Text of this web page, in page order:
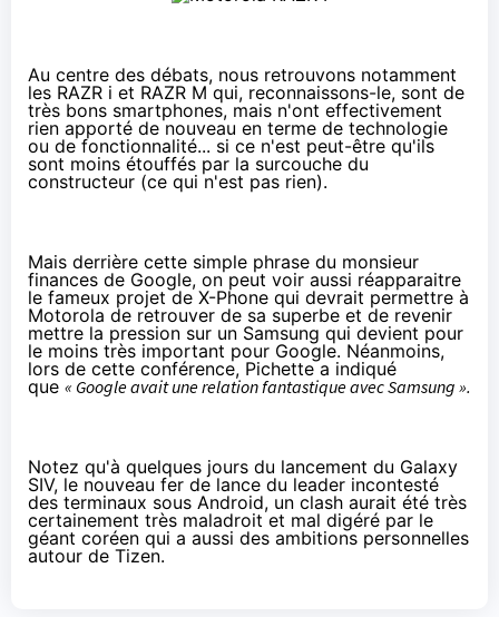
Au centre des débats, nous retrouvons notamment
les RAZR i et RAZR M qui, reconnaissons-le, sont de
très bons smartphones, mais n'ont effectivement
rien apporté de nouveau en terme de technologie
ou de fonctionnalité... si ce n'est peut-être qu'ils
sont moins étouffés par la surcouche du
constructeur (ce qui n'est pas rien).
Mais derrière cette simple phrase du monsieur
finances de Google, on peut voir aussi réapparaitre
le fameux projet de X-Phone qui devrait permettre à
Motorola de retrouver de sa superbe et de revenir
mettre la pression sur un Samsung qui devient pour
le moins très important pour Google. Néanmoins,
lors de cette conférence, Pichette a indiqué
que « Google avait une relation fantastique avec Samsung ».
Notez qu'à quelques jours du lancement du Galaxy
SIV, le nouveau fer de lance du leader incontesté
des terminaux sous Android, un clash aurait été très
certainement très maladroit et mal digéré par le
géant coréen qui a aussi des ambitions personnelles
autour de Tizen.